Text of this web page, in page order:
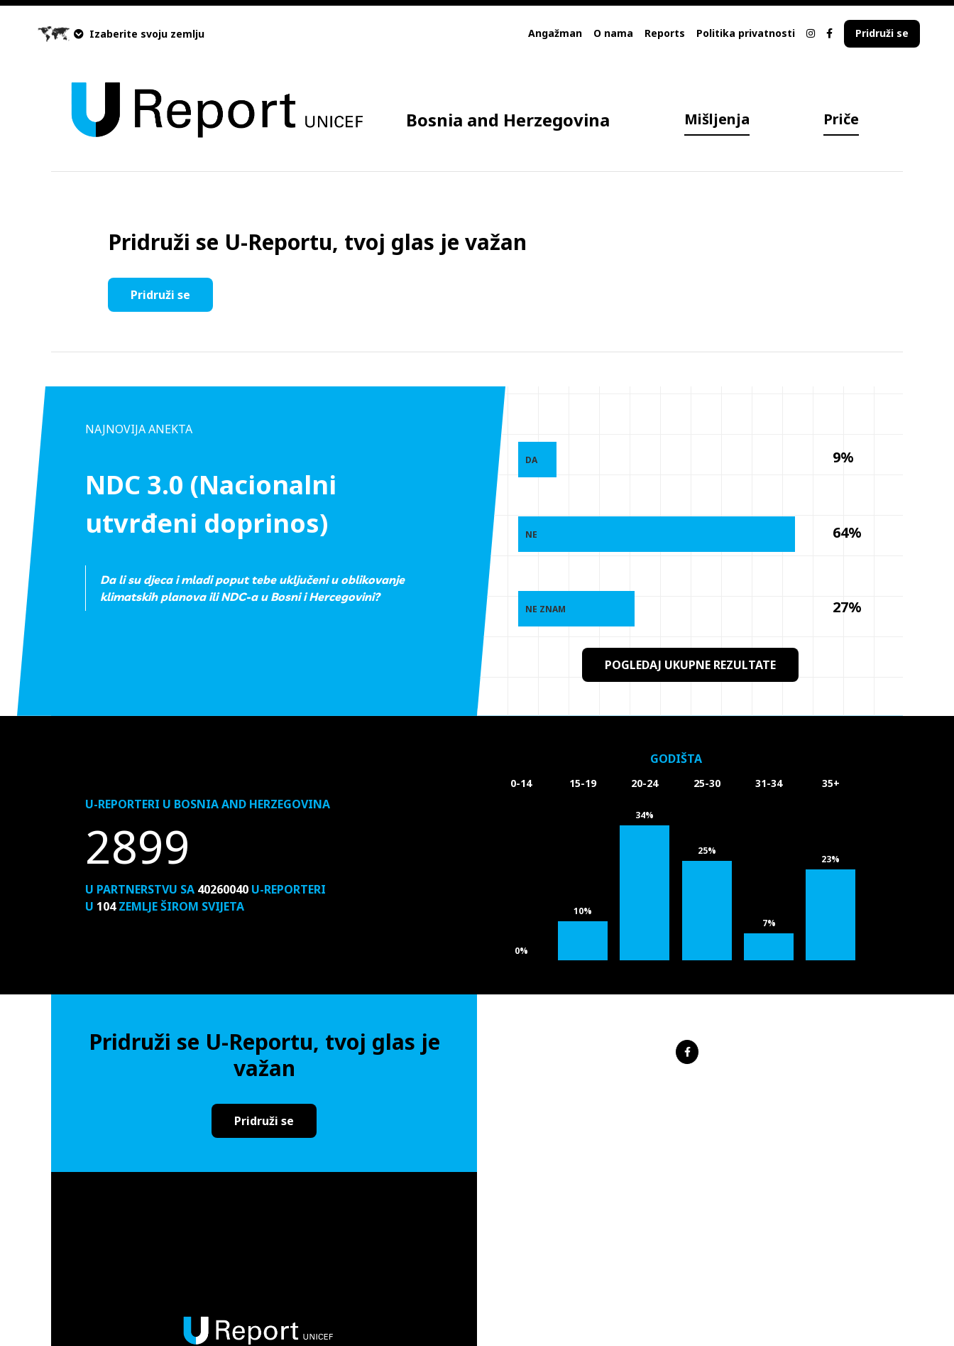
Izaberite svoju zemlju Angažman O nama Reports Politika privatnosti Pridruži se
Bosnia and Herzegovina Mišljenja Priče
Pridruži se U-Reportu, tvoj glas je važan
Pridruži se
NAJNOVIJA ANEKTA
NDC 3.0 (Nacionalni
utvrđeni doprinos)
Da li su djeca i mladi poput tebe uključeni u oblikovanje
klimatskih planova ili NDC-a u Bosni i Hercegovini?
9%
64%
27%
DA
NE
NE ZNAM
POGLEDAJ UKUPNE REZULTATE
U-REPORTERI U BOSNIA AND HERZEGOVINA
2899
U PARTNERSTVU SA 40260040 U-REPORTERI
U 104ZEMLJE ŠIROM SVIJETA
GODIŠTA
0%
10%
34%
25%
7%
23%
0-14 15-19 20-24 25-30 31-34 35+
Pridruži se U-Reportu, tvoj glas je
važan
Pridruži se